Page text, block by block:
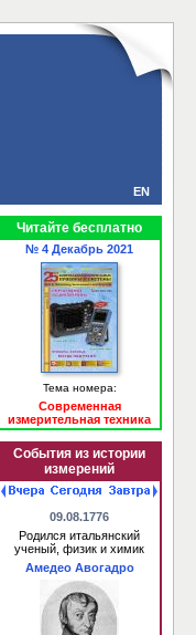
EN
Читайте бесплатно
№ 4 Декабрь 2021
Тема номера:
Современная
измерительная техника
События из истории
измерений
09.08.1776
Родился итальянский
ученый, физик и химик
Амедео Авогадро